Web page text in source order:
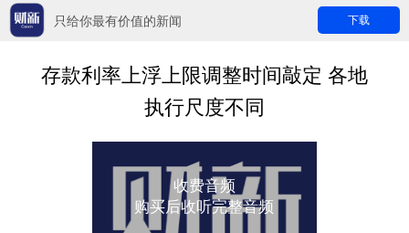
只给你最有价值的新闻 下载
存款利率上浮上限调整时间敲定 各地
执行尺度不同
收费音频
购买后收听完整音频